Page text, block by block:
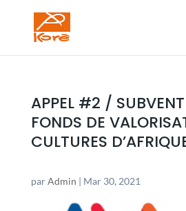
APPEL #2 /
FONDS DE
CULTURES
parAdmin | Mar 30, 2021